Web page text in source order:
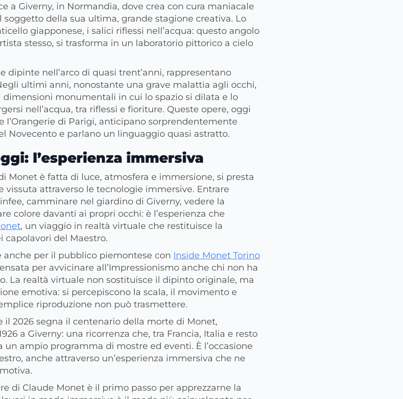
a Giverny, in Normandia, dove crea con cura maniacale
della sua ultima, grande stagione creativa. Lo
giapponese, i salici riflessi nell’acqua: questo angolo
stesso, si trasforma in un laboratorio pittorico a cielo
dipinte nell’arco di quasi trent’anni, rappresentano
ultimi anni, nonostante una grave malattia agli occhi,
dimensioni monumentali in cui lo spazio si dilata e lo
nell’acqua, tra riflessi e fioriture. Queste opere, oggi
l’Orangerie di Parigi, anticipano sorprendentemente
Novecento e parlano un linguaggio quasi astratto.
l’esperienza immersiva
Monet è fatta di luce, atmosfera e immersione, si presta
vissuta attraverso le tecnologie immersive. Entrare
camminare nel giardino di Giverny, vedere la
colore davanti ai propri occhi: è l’esperienza che
, un viaggio in realtà virtuale che restituisce la
capolavori del Maestro.
anche per il pubblico piemontese con Inside Monet Torino
per avvicinare all’Impressionismo anche chi non ha
La realtà virtuale non sostituisce il dipinto originale, ma
emotiva: si percepiscono la scala, il movimento e
riproduzione non può trasmettere.
il 2026 segna il centenario della morte di Monet,
a Giverny: una ricorrenza che, tra Francia, Italia e resto
un ampio programma di mostre ed eventi. È l’occasione
anche attraverso un’esperienza immersiva che ne
di Claude Monet è il primo passo per apprezzarne la